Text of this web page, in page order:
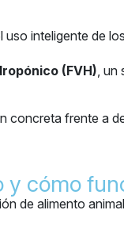
inteligente de
(FVH), un
frente a
y cómo
de alimento